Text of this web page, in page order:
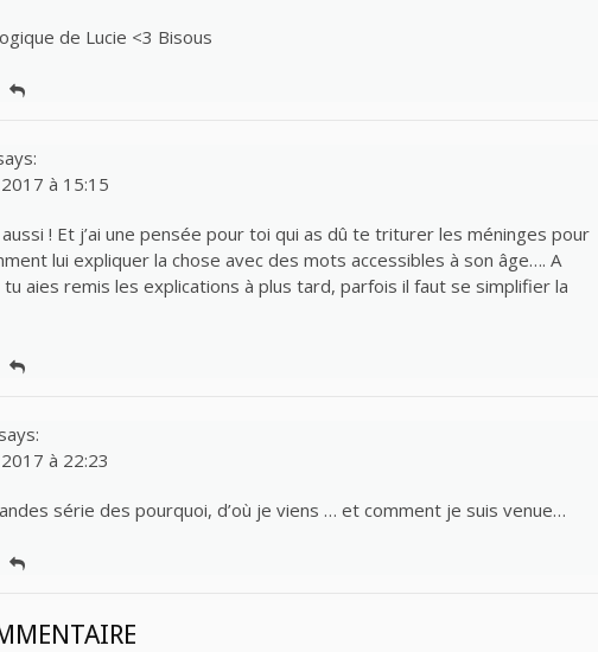
de Lucie <3 Bisous
à 15:15
aussi ! Et j’ai une pensée pour toi qui as dû te triturer les méninges pour
lui expliquer la chose avec des mots accessibles à son âge…. A
aies remis les explications à plus tard, parfois il faut se simplifier la
says:
à 22:23
série des pourquoi, d’où je viens … et comment je suis venue…